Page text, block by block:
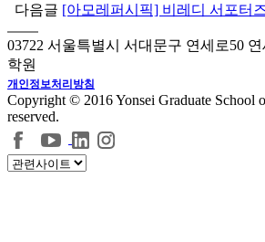
다음글 [아모레퍼시픽] 비레디 서포터
03722 서울특별시 서대문구 연세로50
학원
개인정보처리방침
Copyright © 2016 Yonsei Graduate School
reserved.